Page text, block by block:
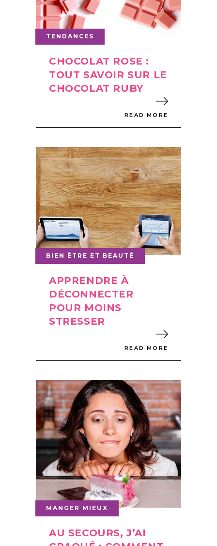
TENDANCES
CHOCOLAT ROSE :
TOUT SAVOIR SUR LE
CHOCOLAT RUBY
READ MORE
BIEN ÊTRE ET BEAUTÉ
APPRENDRE À
DÉCONNECTER
POUR MOINS
STRESSER
READ MORE
MANGER MIEUX
AU SECOURS, J’AI